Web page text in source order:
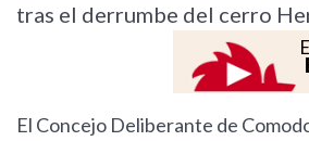
tras el derrumbe del cerro
El Concejo Deliberante de